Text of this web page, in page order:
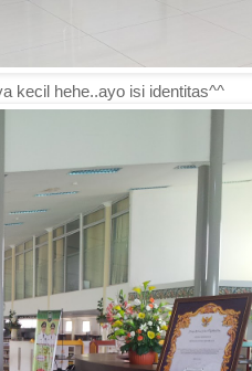
kecil hehe..ayo isi identitas^^